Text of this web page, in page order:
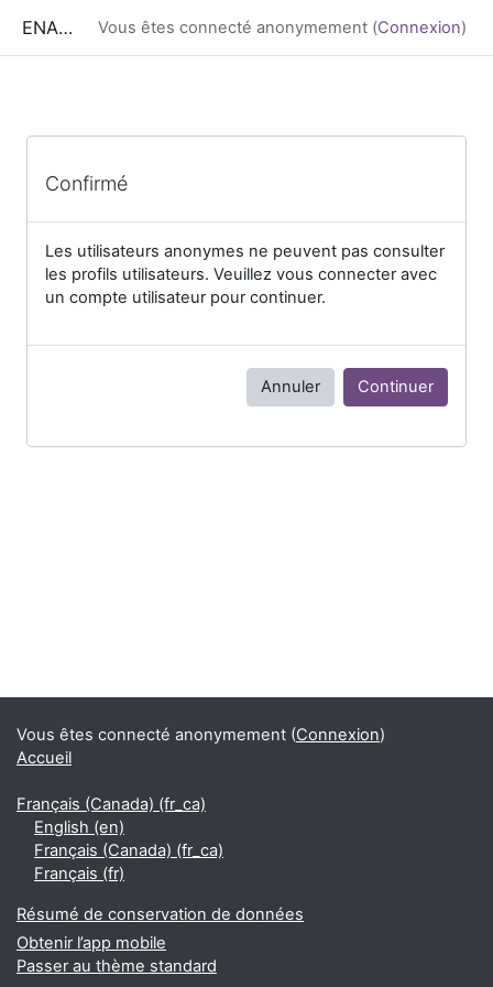
ENA CESS Vous êtes connecté anonymement (Connexion)
Confirmé
Les utilisateurs anonymes ne peuvent pas consulter
les profils utilisateurs. Veuillez vous connecter avec
un compte utilisateur pour continuer.
Annuler Continuer
Vous êtes connecté anonymement (Connexion)
Accueil
Français (Canada) ‎(fr_ca)‎
English ‎(en)‎
Français (Canada) ‎(fr_ca)‎
Français ‎(fr)‎
Résumé de conservation de données
Obtenir l’app mobile
Passer au thème standard